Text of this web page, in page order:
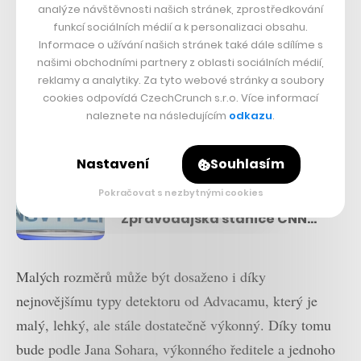
nedávno zuřily požáry, které se dostaly do těsné
blízkosti jaderné elektrárny Černobyl, a právě při
likvidaci podobných požárů by vyvíjené drony mohly
výrazně pomoci hasičům a dalším složkám záchranného
systému.
Přečtěte si také
Nové studio, stovka novinářů
a výhoda mezinárodní sítě.
Zpravodajská stanice CNN
Malých rozměrů může být dosaženo i díky
nejnovějšímu typy detektoru od Advacamu, který je
malý, lehký, ale stále dostatečně výkonný. Díky tomu
bude podle Jana Sohara, výkonného ředitele a jednoho
analýze návštěvnosti našich stránek, zprostředkování
funkcí sociálních médií a k personalizaci obsahu.
Informace o užívání našich stránek také dále sdílíme s
našimi obchodními partnery z oblasti sociálních médií,
reklamy a analytiky. Za tyto webové stránky a soubory
cookies odpovídá CzechCrunch s.r.o. Více informací
naleznete na následujícím odkazu.
Nastavení Souhlasím
Pokračovat s nezbytnými cookies